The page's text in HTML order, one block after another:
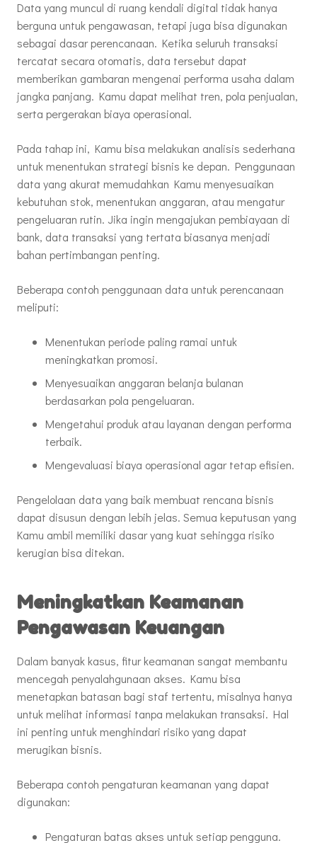
Data yang muncul di ruang kendali digital tidak hanya
berguna untuk pengawasan, tetapi juga bisa digunakan
sebagai dasar perencanaan. Ketika seluruh transaksi
tercatat secara otomatis, data tersebut dapat
memberikan gambaran mengenai performa usaha dalam
jangka panjang. Kamu dapat melihat tren, pola penjualan,
serta pergerakan biaya operasional.
Pada tahap ini, Kamu bisa melakukan analisis sederhana
untuk menentukan strategi bisnis ke depan. Penggunaan
data yang akurat memudahkan Kamu menyesuaikan
kebutuhan stok, menentukan anggaran, atau mengatur
pengeluaran rutin. Jika ingin mengajukan pembiayaan di
bank, data transaksi yang tertata biasanya menjadi
bahan pertimbangan penting.
Beberapa contoh penggunaan data untuk perencanaan
meliputi:
Menentukan periode paling ramai untuk
meningkatkan promosi.
Menyesuaikan anggaran belanja bulanan
berdasarkan pola pengeluaran.
Mengetahui produk atau layanan dengan performa
terbaik.
Mengevaluasi biaya operasional agar tetap efisien.
Pengelolaan data yang baik membuat rencana bisnis
dapat disusun dengan lebih jelas. Semua keputusan yang
Kamu ambil memiliki dasar yang kuat sehingga risiko
kerugian bisa ditekan.
Meningkatkan Keamanan
Pengawasan Keuangan
Dalam banyak kasus, fitur keamanan sangat membantu
mencegah penyalahgunaan akses. Kamu bisa
menetapkan batasan bagi staf tertentu, misalnya hanya
untuk melihat informasi tanpa melakukan transaksi. Hal
ini penting untuk menghindari risiko yang dapat
merugikan bisnis.
Beberapa contoh pengaturan keamanan yang dapat
digunakan:
Pengaturan batas akses untuk setiap pengguna.